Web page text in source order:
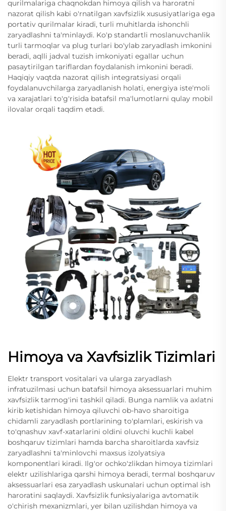
qurilmalariga chaqnokdan himoya qilish va haroratni
nazorat qilish kabi o'rnatilgan xavfsizlik xususiyatlariga ega
portativ qurilmalar kiradi, turli muhitlarda ishonchli
zaryadlashni ta'minlaydi. Ko'p standartli moslanuvchanlik
turli tarmoqlar va plug turlari bo'ylab zaryadlash imkonini
beradi, aqlli jadval tuzish imkoniyati egallar uchun
pasaytirilgan tariflardan foydalanish imkonini beradi.
Haqiqiy vaqtda nazorat qilish integratsiyasi orqali
foydalanuvchilarga zaryadlanish holati, energiya iste'moli
va xarajatlari to'g'risida batafsil ma'lumotlarni qulay mobil
ilovalar orqali taqdim etadi.
Himoya va Xavfsizlik Tizimlari
Elektr transport vositalari va ularga zaryadlash
infratuzilmasi uchun batafsil himoya aksessuarlari muhim
xavfsizlik tarmog'ini tashkil qiladi. Bunga namlik va axlatni
kirib ketishidan himoya qiluvchi ob-havo sharoitiga
chidamli zaryadlash portlarining to'plamlari, eskirish va
to'qnashuv xavf-xatarlarini oldini oluvchi kuchli kabel
boshqaruv tizimlari hamda barcha sharoitlarda xavfsiz
zaryadlashni ta'minlovchi maxsus izolyatsiya
komponentlari kiradi. Ilg'or ochko'zlikdan himoya tizimlari
elektr uzilishlariga qarshi himoya beradi, termal boshqaruv
aksessuarlari esa zaryadlash uskunalari uchun optimal ish
haroratini saqlaydi. Xavfsizlik funksiyalariga avtomatik
o'chirish mexanizmlari, yer bilan uzilishdan himoya va